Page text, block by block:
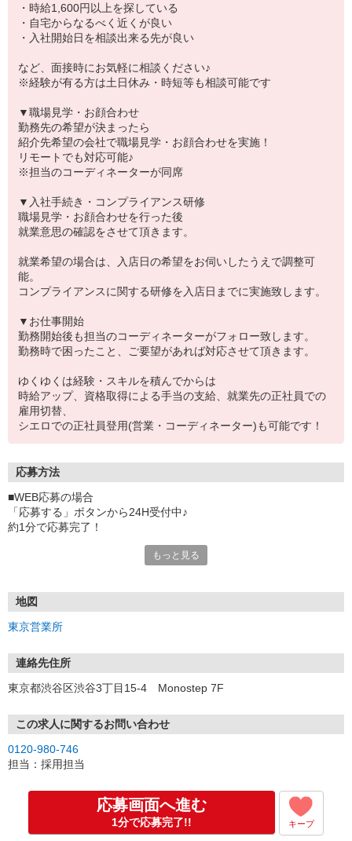
・時給1,600円以上を探している
・自宅からなるべく近くが良い
・入社開始日を相談出来る先が良い
など、面接時にお気軽に相談ください♪
※経験が有る方は土日休み・時短等も相談可能です
▼職場見学・お顔合わせ
勤務先の希望が決まったら
紹介先希望の会社で職場見学・お顔合わせを実施！
リモートでも対応可能♪
※担当のコーディネーターが同席
▼入社手続き・コンプライアンス研修
職場見学・お顔合わせを行った後
就業意思の確認をさせて頂きます。
就業希望の場合は、入店日の希望をお伺いしたうえで調整可
能。
コンプライアンスに関する研修を入店日までに実施致します。
▼お仕事開始
勤務開始後も担当のコーディネーターがフォロー致します。
勤務時で困ったこと、ご要望があれば対応させて頂きます。
ゆくゆくは経験・スキルを積んでからは
時給アップ、資格取得による手当の支給、就業先の正社員での
雇用切替、
シエロでの正社員登用(営業・コーディネーター)も可能です！
応募方法
■WEB応募の場合
「応募する」ボタンから24H受付中♪
約1分で応募完了！
①応募から3営業日を目安に、メールorお電話でご連絡します。
★スマホでWEB面接（LINEなど）・出張面接・事務所面接と選べま
す
③面接実施（履歴書不要）
※ご希望があれば、職場見学の調整もOKです！
お気軽にご応募ください♪
もっと見る
地図
東京営業所
連絡先住所
東京都渋谷区渋谷3丁目15-4 Monostep 7F
この求人に関するお問い合わせ
0120-980-746
担当：採用担当
応募画面へ進む
1分で応募完了!! キープ